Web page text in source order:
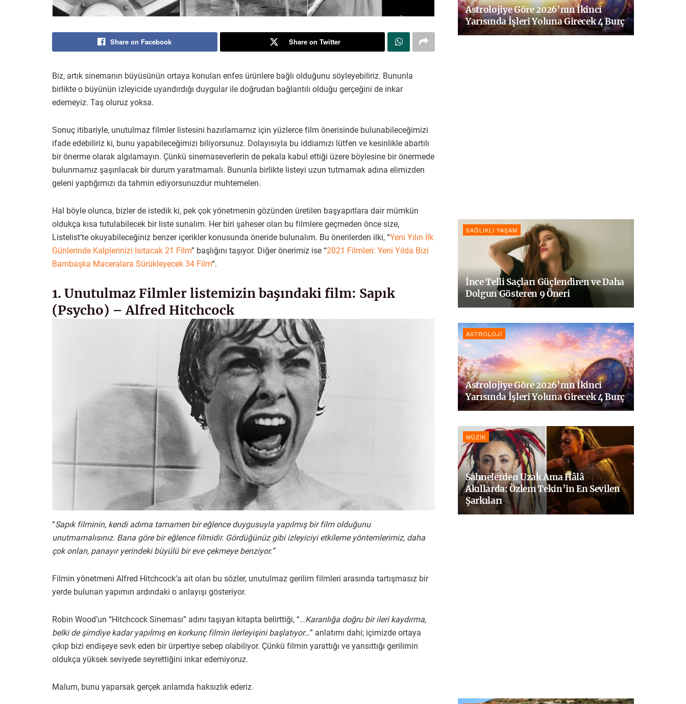
Share on Facebook Share on Twitter
Biz, artık sinemanın büyüsünün ortaya konulan enfes ürünlere bağlı olduğunu söyleyebiliriz. Bununla
birlikte o büyünün izleyicide uyandırdığı duygular ile doğrudan bağlantılı olduğu gerçeğini de inkar
edemeyiz. Taş oluruz yoksa.
Sonuç itibariyle, unutulmaz filmler listesini hazırlamamız için yüzlerce film önerisinde bulunabileceğimizi
ifade edebiliriz ki, bunu yapabileceğimizi biliyorsunuz. Dolayısıyla bu iddiamızı lütfen ve kesinlikle abartılı
bir önerme olarak algılamayın. Çünkü sinemaseverlerin de pekala kabul ettiği üzere böylesine bir önermede
bulunmamız şaşırılacak bir durum yaratmamalı. Bununla birlikte listeyi uzun tutmamak adına elimizden
geleni yaptığımızı da tahmin ediyorsunuzdur muhtemelen.
Hal böyle olunca, bizler de istedik ki, pek çok yönetmenin gözünden üretilen başyapıtlara dair mümkün
oldukça kısa tutulabilecek bir liste sunalım. Her biri şaheser olan bu filmlere geçmeden önce size,
Listelist’te okuyabileceğiniz benzer içerikler konusunda öneride bulunalım. Bu önerilerden ilki, “Yeni Yılın İlk
Günlerinde Kalplerinizi Isıtacak 21 Film” başlığını taşıyor. Diğer önerimiz ise “2021 Filmleri: Yeni Yılda Bizi
Bambaşka Maceralara Sürükleyecek 34 Film“.
1. Unutulmaz Filmler listemizin başındaki film: Sapık
(Psycho) – Alfred Hitchcock
“Sapık filminin, kendi adıma tamamen bir eğlence duygusuyla yapılmış bir film olduğunu
unutmamalısınız. Bana göre bir eğlence filmidir. Gördüğünüz gibi izleyiciyi etkileme yöntemlerimiz, daha
çok onları, panayır yerindeki büyülü bir eve çekmeye benziyor.”
Filmin yönetmeni Alfred Hitchcock’a ait olan bu sözler, unutulmaz gerilim filmleri arasında tartışmasız bir
yerde bulunan yapımın ardındaki o anlayışı gösteriyor.
Robin Wood’un “Hitchcock Sineması” adını taşıyan kitapta belirttiği, “…Karanlığa doğru bir ileri kaydırma,
belki de şimdiye kadar yapılmış en korkunç filmin ilerleyişini başlatıyor…” anlatımı dahi; içimizde ortaya
çıkıp bizi endişeye sevk eden bir ürpertiye sebep olabiliyor. Çünkü filmin yarattığı ve yansıttığı gerilimin
oldukça yüksek seviyede seyrettiğini inkar edemiyoruz.
Malum, bunu yaparsak gerçek anlamda haksızlık ederiz.
Astrolojiye Göre 2026’nın İkinci
Yarısında İşleri Yoluna Girecek 4 Burç
SAĞLIKLI YAŞAM
İnce Telli Saçları Güçlendiren ve Daha
Dolgun Gösteren 9 Öneri
ASTROLOJI
Astrolojiye Göre 2026’nın İkinci
Yarısında İşleri Yoluna Girecek 4 Burç
MÜZIK
Sahnelerden Uzak Ama Hâlâ
Akıllarda: Özlem Tekin’in En Sevilen
Şarkıları